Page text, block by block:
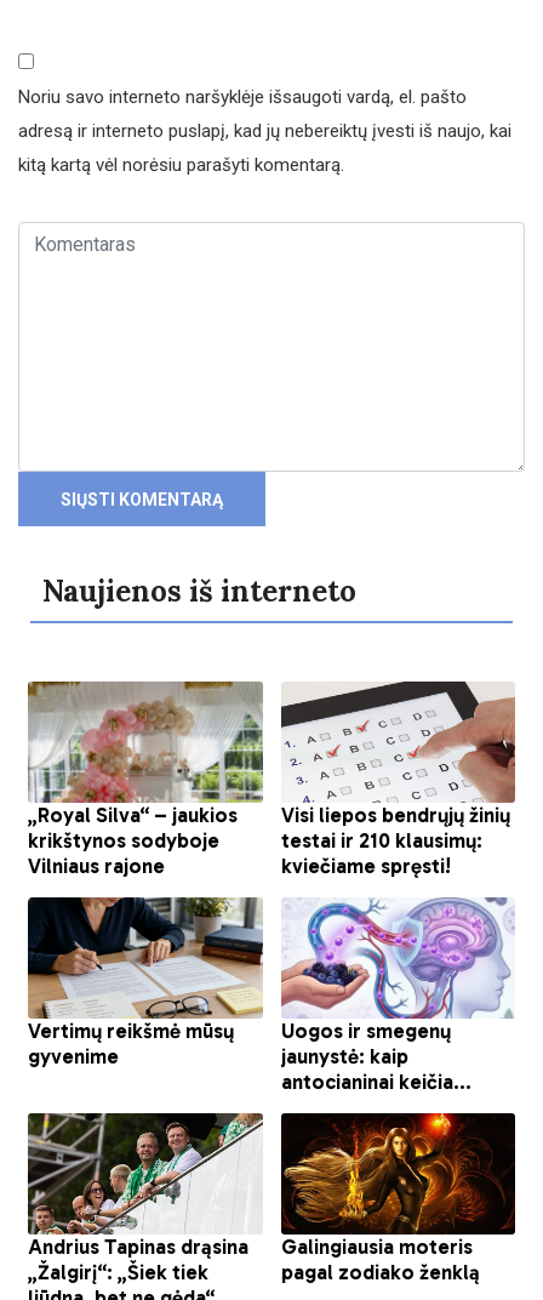
Noriu savo interneto naršyklėje išsaugoti vardą, el. pašto
adresą ir interneto puslapį, kad jų nebereiktų įvesti iš naujo, kai
kitą kartą vėl norėsiu parašyti komentarą.
Naujienos iš interneto